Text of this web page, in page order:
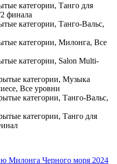
категории, Танго для
финала
категории, Танго-Вальс,
категории, Милонга, Все
категории, Salon Multi-
категории, Музыка
Все уровни
категории, Танго-Вальс,
категории, Танго для
Милонга Черного моря 2024